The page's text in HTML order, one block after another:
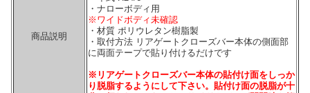
商品説明
・ナローボディ用
※ワイドボディ未確認
・材質 ポリウレタン樹脂製
・取付方法 リアゲートクローズバー本体の側面部
に両面テープで貼り付けるだけです
※リアゲートクローズバー本体の貼付け面をしっか
り脱脂するようにして下さい。貼付け面の脱脂が十